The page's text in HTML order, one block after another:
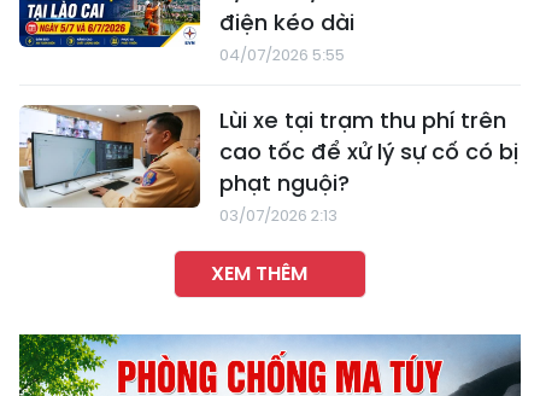
điện kéo dài
04/07/2026 5:55
Lùi xe tại trạm thu phí trên
cao tốc để xử lý sự cố có bị
phạt nguội?
03/07/2026 2:13
XEM THÊM